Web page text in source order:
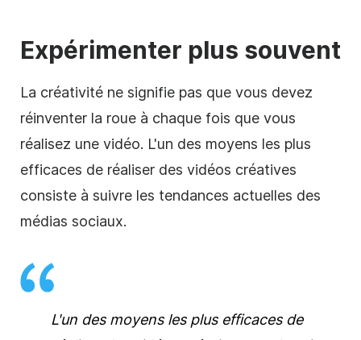
Expérimenter plus souvent
La créativité ne signifie pas que vous devez
réinventer la roue à chaque fois que vous
réalisez une vidéo. L'un des moyens les plus
efficaces de réaliser des vidéos créatives
consiste à suivre les tendances actuelles des
médias sociaux.
L'un des moyens les plus efficaces de